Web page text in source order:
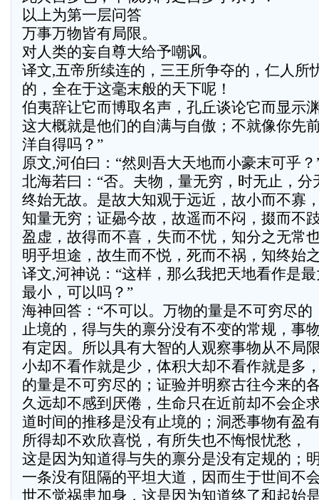
以上为第一层问答
万事万物皆有局限。
对人类的妄自尊大给予嘲讽。
译文,五帝所续连的，三王所争夺的，仁人所
的，全在于这毫末般的天下呢！
伯夷辞让它而博取名声，孔丘谈论它而显示
这大概就是他们的自满与自傲；不就像你先
洋自得吗？”
原文,河伯曰：“然则吾大天地而小豪末可乎？
北海若曰：“否。夫物，量无穷，时无止，分
终始无故。是故大知观于远近，故小而不寡
知量无穷；证曏今故，故遥而不闷，掇而不
盈虚，故得而不喜，失而不忧，知分之无常
明乎坦途，故生而不悦，死而不祸，知终始
译文,河神说：“这样，那么我把天地看作是
最小，可以吗？”
海神回答：“不可以。万物的量是不可穷尽
止境的，得与失的禀分没有不变的常规，事
有定因。所以具有大智的人观察事物从不局
小却不看作就是少，体积大却不看作就是多
的量是不可穷尽的；证验并明察古往今来的
久远却不感到厌倦，生命只在近前却不会企
道时间的推移是没有止境的；洞悉事物有盈
所得却不欢欣喜悦，有所失也不悔恨忧愁，
这是因为知道得与失的禀分是没有定规的；
一条没有阻隔的平坦大道，因而生于世间不
世不觉祸患加身，这是因为知道终了和起始